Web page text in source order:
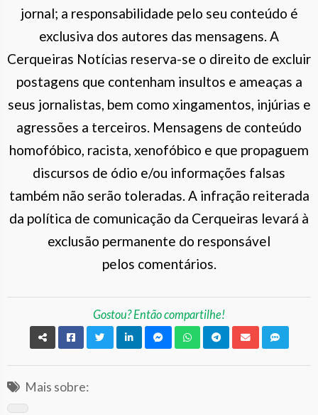
jornal; a responsabilidade pelo seu conteúdo é
exclusiva dos autores das mensagens. A
Cerqueiras Notícias reserva-se o direito de excluir
postagens que contenham insultos e ameaças a
seus jornalistas, bem como xingamentos, injúrias e
agressões a terceiros. Mensagens de conteúdo
homofóbico, racista, xenofóbico e que propaguem
discursos de ódio e/ou informações falsas
também não serão toleradas. A infração reiterada
da política de comunicação da Cerqueiras levará à
exclusão permanente do responsável
pelos comentários.
Gostou? Então compartilhe!
Mais sobre: